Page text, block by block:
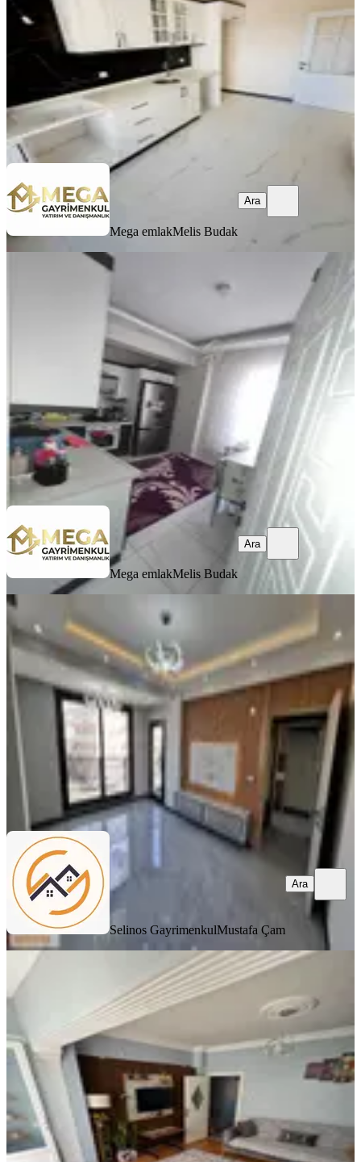
130 m² ·2. Kat 05.08.2026
5.250.000 ₺
Mega emlakMelis Budak
Ara
Mega emlakMelis Budak
Ara
Mega Gayrimenkul'den Satılık
Atatürk Ma Geniş Ve Ferah 2+1 Daire
Bergama, Atatürk Mahallesi
2+1
·100 m² Yüksek giriş·22.07.2026
3.950.000 ₺4.040.000 ₺
Mega emlak Melis Budak
Ara
Mega emlakMelis Budak
Ara
YENİ
Satılık Ön Cephe Lüks Daire
Bergama, Atatürk Mahallesi
2+1
90 m²·2. Kat· 08.08.2026
4.150.000 ₺
Selinos Gayrimenkul Mustafa Çam
Selinos GayrimenkulMustafa Çam
Ara
YENİ
Üzmez Gayrimenkuldan Ful Tadilatlı
Satılık 2+1
Bergama, Barbaros Mahallesi
· 120 m²·1. Kat·08.08.2026
2.800.000 ₺
ÜZMEZ GAYRİMENKUL & İNŞAATMert Yıldırım